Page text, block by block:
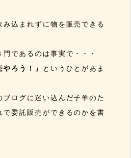
込まれずに物を販売できる
であるのは事実で・・・
やろう！」 というひとがあま
ブログに迷い込んだ子羊のた
委託販売ができるのかを書